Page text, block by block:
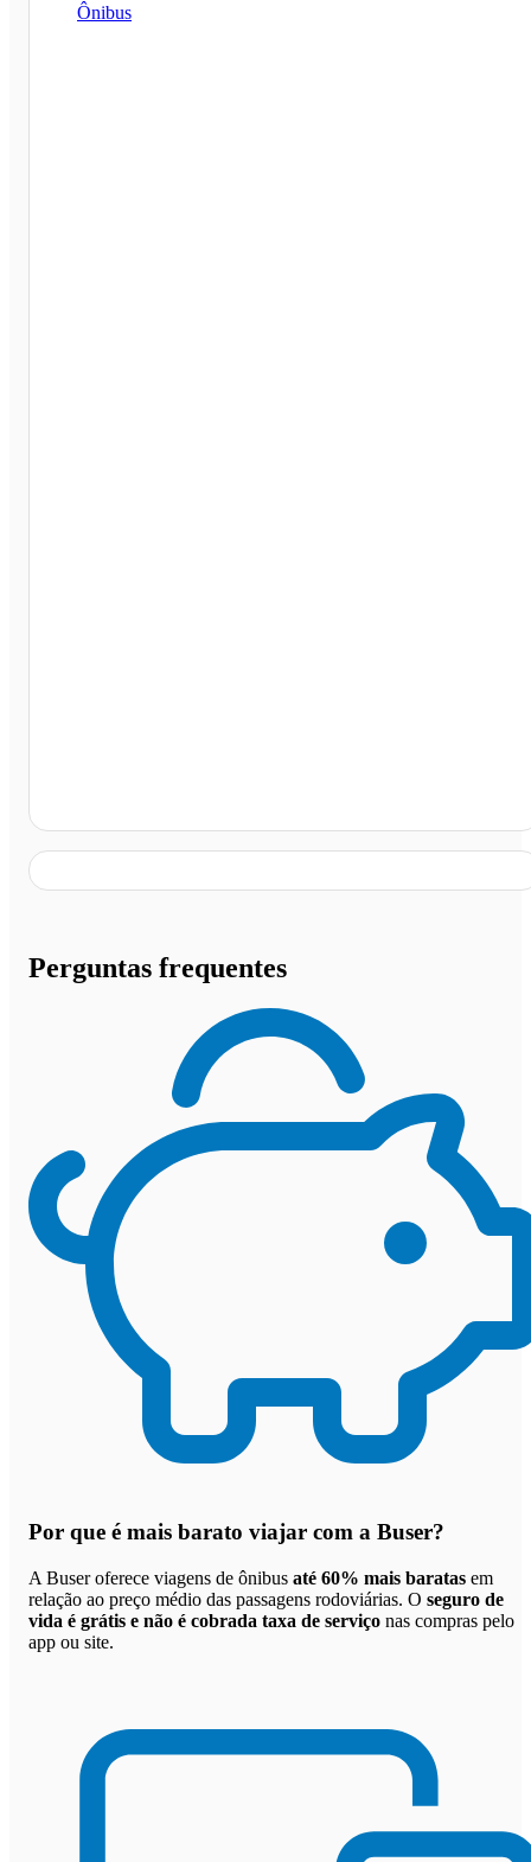
Ônibus
Perguntas frequentes
Por que é mais barato viajar com a Buser?
A Buser oferece viagens de ônibus até 60% mais baratas em
relação ao preço médio das passagens rodoviárias. O seguro de
vida é grátis e não é cobrada taxa de serviço nas compras pelo
app ou site.